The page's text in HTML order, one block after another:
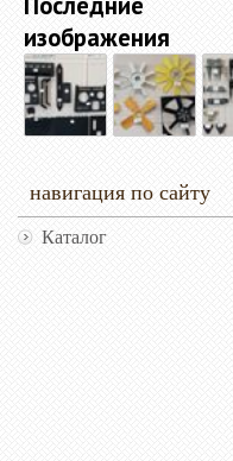
изображения
навигация по сайту
Каталог